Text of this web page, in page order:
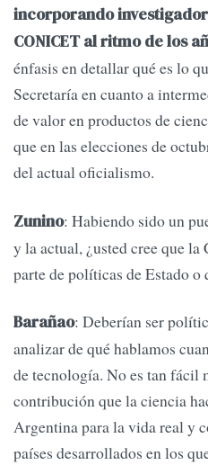
incorporando
CONICET al ritmo de los
énfasis en detallar qué es lo
Secretaría en cuanto a
de valor en productos de
que en las elecciones de
del actual oficialismo.
Zunino: Habiendo sido un
y la actual, ¿usted cree que
parte de políticas de Estado o
Barañao: Deberían ser
analizar de qué hablamos
de tecnología. No es tan fácil
contribución que la ciencia
Argentina para la vida real y
países desarrollados en los